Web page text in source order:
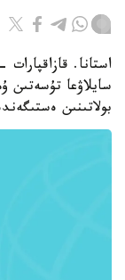
استانا.
سايلاۋعا تۇسەتىن
بولاتىنىن